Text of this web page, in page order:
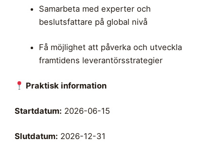
Samarbeta med experter och
beslutsfattare på global nivå
Få möjlighet att påverka och utveckla
framtidens leverantörsstrategier
Praktisk information
Startdatum: 2026-06-15
Slutdatum: 2026-12-31